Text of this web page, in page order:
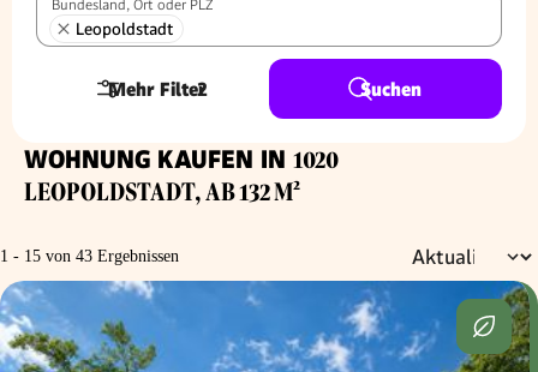
Bundesland, Ort oder PLZ
Leopoldstadt
Mehr Filter
2 Suchen
WOHNUNG KAUFEN IN 1020
LEOPOLDSTADT, AB 132 M²
1 - 15 von 43 Ergebnissen